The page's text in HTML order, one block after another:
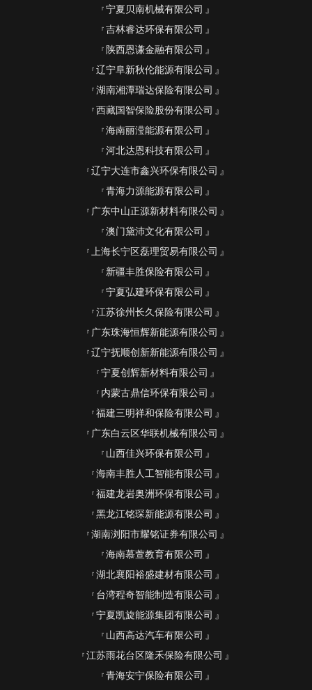
宁夏贝南机械有限公司
吉林睿达环保有限公司
陕西恩谦金融有限公司
辽宁阜新秋伦能源有限公司
湖南湘潭瑞达保险有限公司
西藏国智保险股份有限公司
海南丽滢能源有限公司
河北达恩科技有限公司
辽宁大连市鑫兴环保有限公司
青海力源能源有限公司
广东中山正源新材料有限公司
澳门黛沛文化有限公司
上海长宁区磊理贸易有限公司
新疆丰胜保险有限公司
宁夏弘建环保有限公司
江苏徐州长久保险有限公司
广东珠海恒辉新能源有限公司
辽宁抚顺创新新能源有限公司
宁夏创辉新材料有限公司
内蒙古鼎信环保有限公司
福建三明祥和保险有限公司
广东白云区华联机械有限公司
山西佳兴环保有限公司
海南丰胜人工智能有限公司
福建龙岩奥洲环保有限公司
黑龙江铭琛新能源有限公司
湖南浏阳市耀铭证券有限公司
海南慕萱教育有限公司
湖北襄阳裕盛建材有限公司
台湾程奇智能制造有限公司
宁夏凯旋能源集团有限公司
山西高达汽车有限公司
江苏雨花台区隆禾保险有限公司
青海安宁保险有限公司